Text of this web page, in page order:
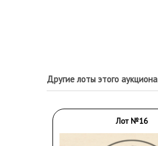
Другие лоты этого аукциона
Лот №16